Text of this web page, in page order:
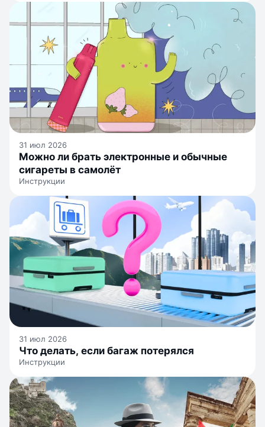
31 июл 2026
Можно ли брать электронные и обычные
сигареты в самолёт
Инструкции
31 июл 2026
Что делать, если багаж потерялся
Инструкции